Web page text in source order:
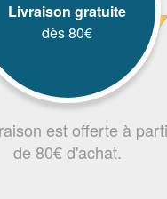
Livraison gratuite
dès 80€
est offerte à
de 80€ d'achat.